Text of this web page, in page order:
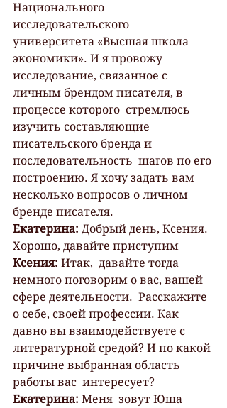
Национального
исследовательского
университета «Высшая школа
экономики». И я провожу
исследование, связанное с
личным брендом писателя, в
процессе которого  стремлюсь
изучить составляющие
писательского бренда и
последовательность  шагов по его
построению. Я хочу задать вам
несколько вопросов о личном
бренде писателя.
Екатерина: Добрый день, Ксения.
Хорошо, давайте приступим
Ксения: Итак,  давайте тогда
немного поговорим о вас, вашей
сфере деятельности.  Расскажите
о себе, своей профессии. Как
давно вы взаимодействуете с
литературной средой? И по какой
причине выбранная область
работы вас  интересует?
Екатерина: Меня  зовут Юша